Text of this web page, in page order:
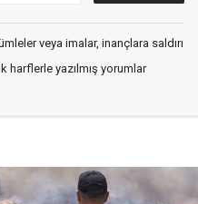
veya imalar, inançlara saldırı
harflerle yazılmış yorumlar